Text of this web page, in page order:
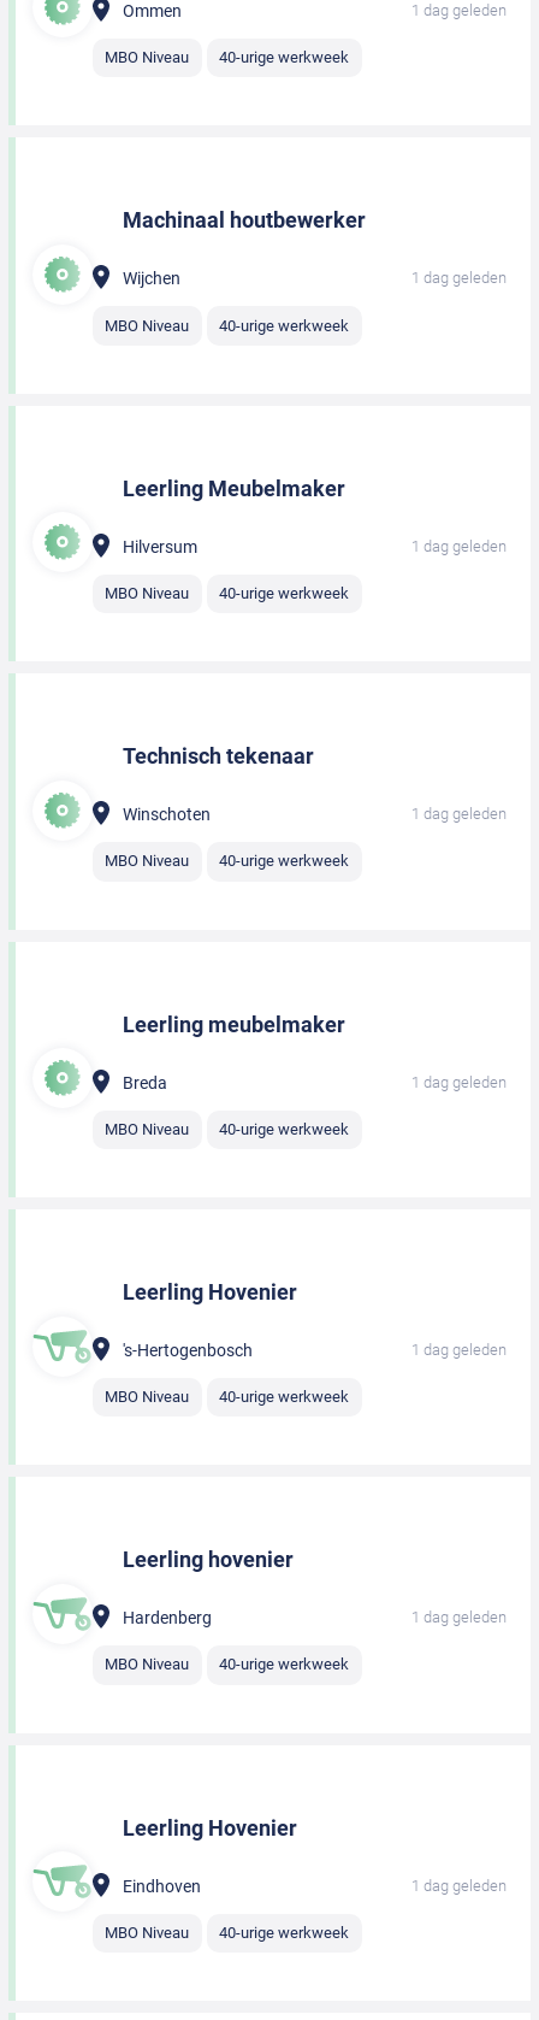
Ommen 1 dag geleden
MBO Niveau 40-urige werkweek
Machinaal houtbewerker
Wijchen 1 dag geleden
MBO Niveau 40-urige werkweek
Leerling Meubelmaker
Hilversum 1 dag geleden
MBO Niveau 40-urige werkweek
Technisch tekenaar
Winschoten 1 dag geleden
MBO Niveau 40-urige werkweek
Leerling meubelmaker
Breda 1 dag geleden
MBO Niveau 40-urige werkweek
Leerling Hovenier
's-Hertogenbosch 1 dag geleden
MBO Niveau 40-urige werkweek
Leerling hovenier
Hardenberg 1 dag geleden
MBO Niveau 40-urige werkweek
Leerling Hovenier
Eindhoven 1 dag geleden
MBO Niveau 40-urige werkweek